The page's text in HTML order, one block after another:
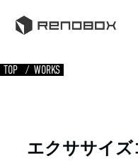
TOP WORKS
エクササイズ